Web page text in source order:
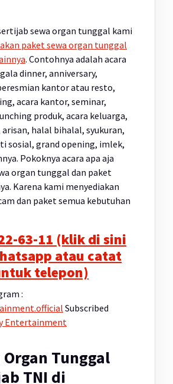
sewa organ tunggal kami
paket sewa organ tunggal
. Contohnya adalah acara
dinner, anniversary,
kantor atau resto,
acara kantor, seminar,
produk, acara keluarga,
arisan, halal bihalal, syukuran,
sosial, grand opening, imlek,
Pokoknya acara apa aja
organ tunggal dan paket
Karena kami menyediakan
dan paket semua kebutuhan
63-11 (klik di sini
atau catat
telepon)
:
Subscribed
Entertainment
Organ Tunggal
TNI di